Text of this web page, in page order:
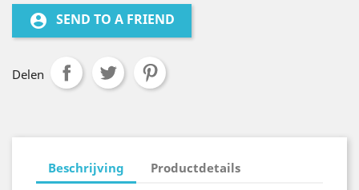
account_circle SEND TO A FRIEND
Delen
Beschrijving Productdetails